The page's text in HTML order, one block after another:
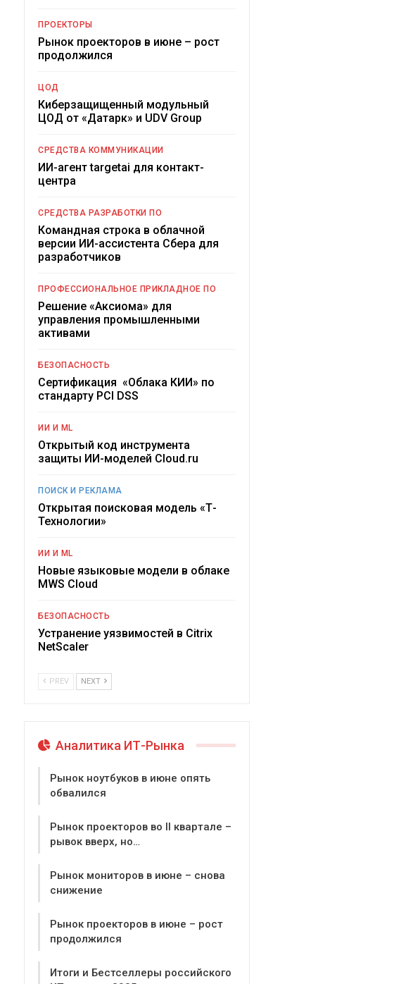
ПРОЕКТОРЫ
Рынок проекторов в июне – рост
продолжился
ЦОД
Киберзащищенный модульный
ЦОД от «Датарк» и UDV Group
СРЕДСТВА КОММУНИКАЦИИ
ИИ-агент targetai для контакт-
центра
СРЕДСТВА РАЗРАБОТКИ ПО
Командная строка в облачной
версии ИИ-ассистента Сбера для
разработчиков
ПРОФЕССИОНАЛЬНОЕ ПРИКЛАДНОЕ ПО
Решение «Аксиома» для
управления промышленными
активами
БЕЗОПАСНОСТЬ
Сертификация «Облака КИИ» по
стандарту PCI DSS
ИИ И ML
Открытый код инструмента
защиты ИИ-моделей Cloud.ru
ПОИСК И РЕКЛАМА
Открытая поисковая модель «Т-
Технологии»
ИИ И ML
Новые языковые модели в облаке
MWS Cloud
БЕЗОПАСНОСТЬ
Устранение уязвимостей в Citrix
NetScaler
PREV NEXT
Аналитика ИТ-Рынка
Рынок ноутбуков в июне опять
обвалился
Рынок проекторов во II квартале –
рывок вверх, но…
Рынок мониторов в июне – снова
снижение
Рынок проекторов в июне – рост
продолжился
Итоги и Бестселлеры российского